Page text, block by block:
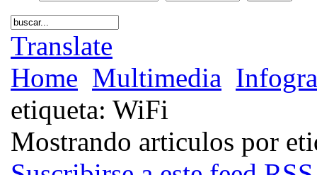
Translate
Home Multimedia
etiqueta: WiFi
Mostrando articulos por